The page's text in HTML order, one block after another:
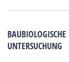
BAUBIOLOGISCHE
UNTERSUCHUNG